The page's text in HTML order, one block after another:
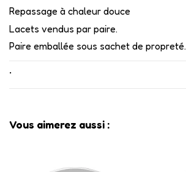
Repassage à chaleur douce
Lacets vendus par paire.
Paire emballée sous sachet de propreté.
•
Vous aimerez aussi :